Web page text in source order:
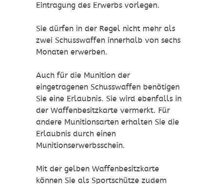
Eintragung des Erwerbs vorlegen.
Sie dürfen in der Regel nicht mehr als
zwei Schusswaffen innerhalb von sechs
Monaten erwerben.
Auch für die Munition der
eingetragenen Schusswaffen benötigen
Sie eine Erlaubnis. Sie wird ebenfalls in
der Waffenbesitzkarte vermerkt. Für
andere Munitionsarten erhalten Sie die
Erlaubnis durch einen
Munitionserwerbsschein.
Mit der gelben Waffenbesitzkarte
können Sie als Sportschütze zudem